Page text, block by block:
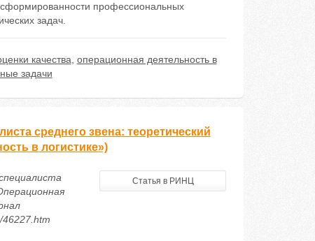
профессиональных
задач.
качества операционная деятельность в
задачи
среднего звена: теоретический
в логистике»)
Статья в РИНЦ